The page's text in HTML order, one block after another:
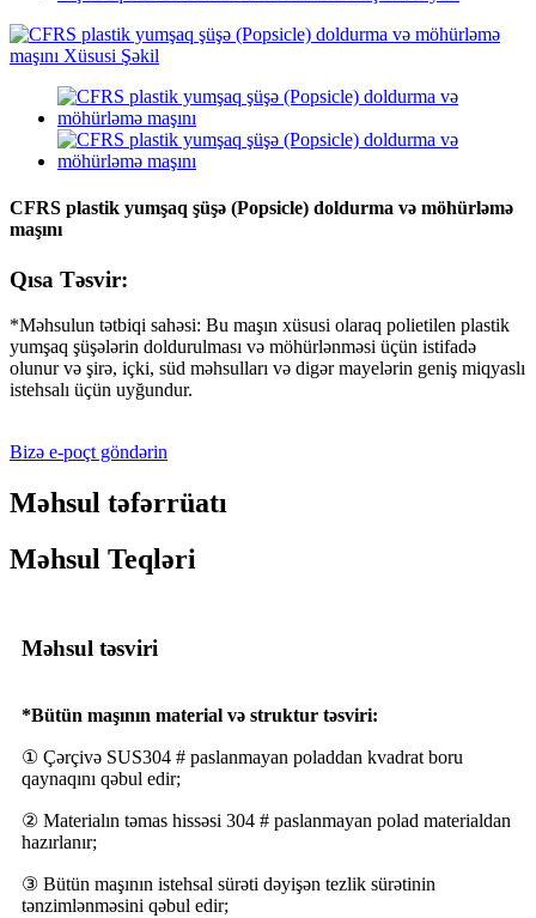
CFRS plastik yumşaq şüşə (Popsicle) doldurma və möhürləmə
maşını
Qısa Təsvir:
*Məhsulun tətbiqi sahəsi: Bu maşın xüsusi olaraq polietilen plastik
yumşaq şüşələrin doldurulması və möhürlənməsi üçün istifadə
olunur və şirə, içki, süd məhsulları və digər mayelərin geniş miqyaslı
istehsalı üçün uyğundur.
Bizə e-poçt göndərin
Məhsul təfərrüatı
Məhsul Teqləri
Məhsul təsviri
*Bütün maşının material və struktur təsviri:
① Çərçivə SUS304 # paslanmayan poladdan kvadrat boru
qaynaqını qəbul edir;
② Materialın təmas hissəsi 304 # paslanmayan polad materialdan
hazırlanır;
③ Bütün maşının istehsal sürəti dəyişən tezlik sürətinin
tənzimlənməsini qəbul edir;